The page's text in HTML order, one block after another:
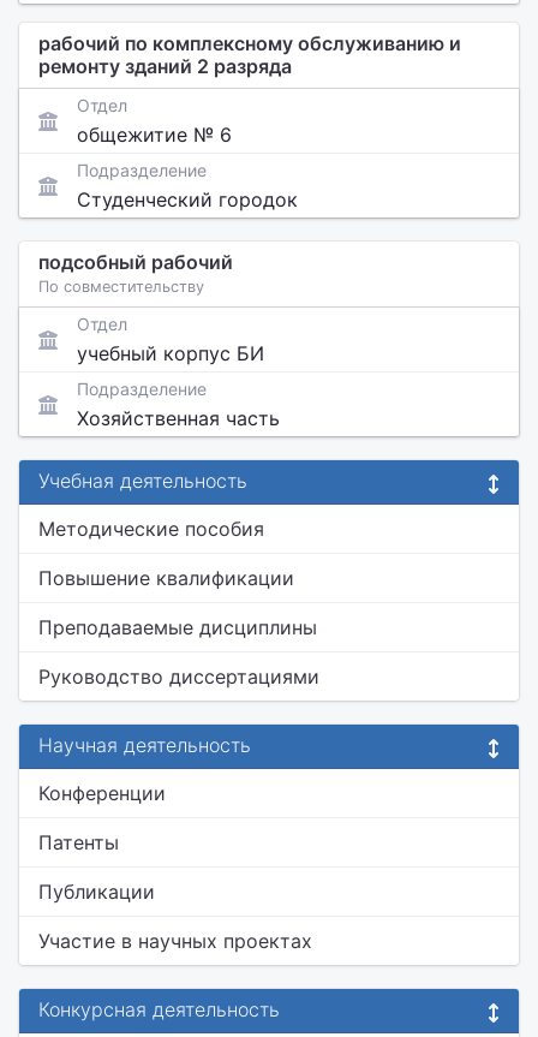
рабочий по комплексному обслуживанию и
ремонту зданий 2 разряда
Отдел
общежитие № 6
Подразделение
Студенческий городок
подсобный рабочий
По совместительству
Отдел
учебный корпус БИ
Подразделение
Хозяйственная часть
Учебная деятельность
Методические пособия
Повышение квалификации
Преподаваемые дисциплины
Руководство диссертациями
Научная деятельность
Конференции
Патенты
Публикации
Участие в научных проектах
Конкурсная деятельность